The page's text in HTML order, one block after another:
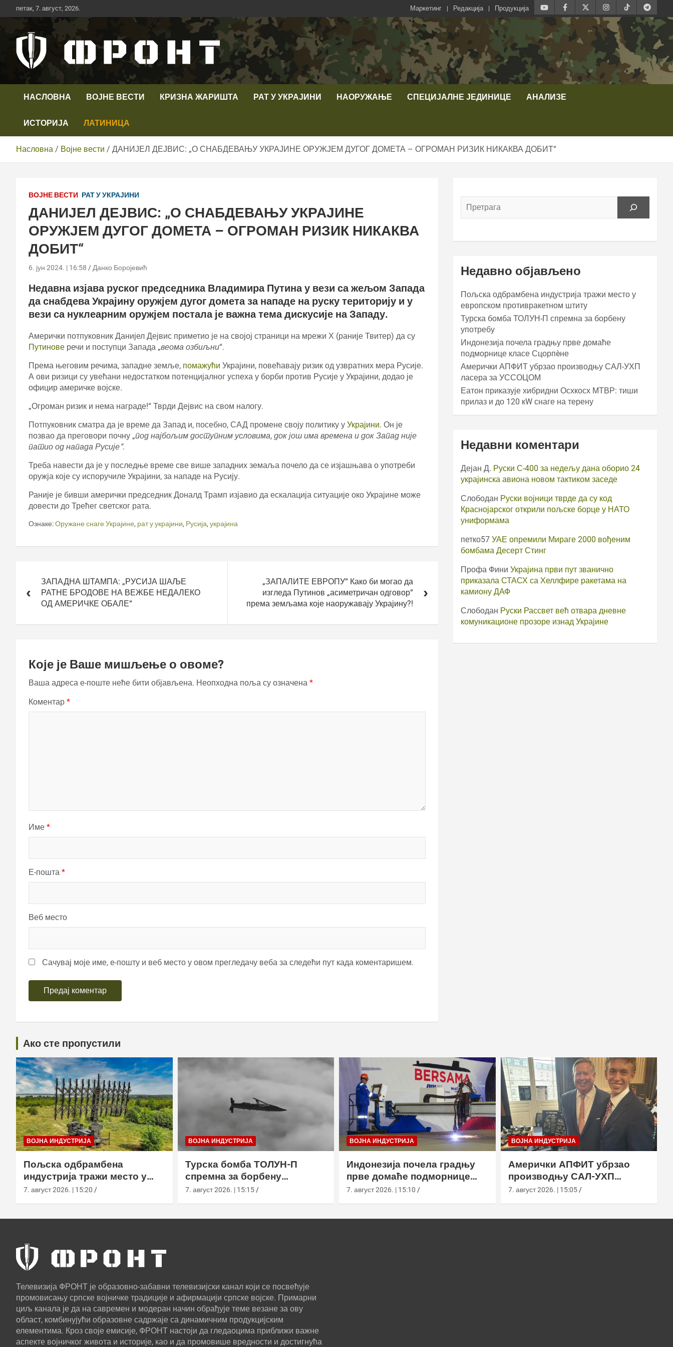
Скип
то
петак, 7. август, 2026. Маркетинг Редакција Продукција
Телевизија ФРОНТ
НАСЛОВНА ВОЈНЕ ВЕСТИ КРИЗНА ЖАРИШТА РАТ У УКРАЈИНИ НАОРУЖАЊЕ СПЕЦИЈАЛНЕ ЈЕДИНИЦЕ АНАЛИЗЕ
ИСТОРИЈА ЛАТИНИЦА
Насловна Војне вести ДАНИЈЕЛ ДЕЈВИС: „О СНАБДЕВАЊУ УКРАЈИНЕ ОРУЖЈЕМ ДУГОГ ДОМЕТА – ОГРОМАН РИЗИК НИКАКВА ДОБИТ“
ВОЈНЕ ВЕСТИ РАТ У УКРАЈИНИ
ДАНИЈЕЛ ДЕЈВИС: „О СНАБДЕВАЊУ УКРАЈИНЕ
ОРУЖЈЕМ ДУГОГ ДОМЕТА – ОГРОМАН РИЗИК НИКАКВА
ДОБИТ“
6. јун 2024. | 16:58 Данко Боројевић
Недавна изјава руског председника Владимира Путина у вези са жељом Запада
да снабдева Украјину оружјем дугог домета за нападе на руску територију и у
вези са нуклеарним оружјем постала је важна тема дискусије на Западу.
Амерички потпуковник Данијел Дејвис приметио је на својој страници на мрежи Х (раније Твитер) да су
Путинове речи и поступци Запада „веома озбиљни“.
Према његовим речима, западне земље, помажући Украјини, повећавају ризик од узвратних мера Русије.
А ови ризици су увећани недостатком потенцијалног успеха у борби против Русије у Украјини, додао је
официр америчке војске.
„Огроман ризик и нема награде!“ Тврди Дејвис на свом налогу.
Потпуковник сматра да је време да Запад и, посебно, САД промене своју политику у Украјини. Он је
позвао да преговори почну „под најбољим доступним условима, док још има времена и док Запад није
патио од напада Русије“.
Треба навести да је у последње време све више западних земаља почело да се изјашњава о употреби
оружја које су испоручиле Украјини, за нападе на Русију.
Раније је бивши амерички председник Доналд Трамп изјавио да ескалација ситуације око Украјине може
довести до Трећег светског рата.
Ознаке:Оружане снаге Украјине, рат у украјини, Русија, украјина
чланкаЗАПАДНА ШТАМПА: „РУСИЈА ШАЉЕ
РАТНЕ БРОДОВЕ НА ВЕЖБЕ НЕДАЛЕКО
ОД АМЕРИЧКЕ ОБАЛЕ“
„ЗАПАЛИТЕ ЕВРОПУ“ Како би могао да
изгледа Путинов „асиметричан одговор“
према земљама које наоружавају Украјину?!
Које је Ваше мишљење о овоме?
Ваша адреса е-поште неће бити објављена. Неопходна поља су означена *
Коментар *
Име *
Е-пошта *
Веб место
Сачувај моје име, е-пошту и веб место у овом прегледачу веба за следећи пут када коментаришем.
Недавно објављено
Пољска одбрамбена индустрија тражи место у
европском противракетном штиту
Турска бомба ТОЛУН-П спремна за борбену
употребу
Индонезија почела градњу прве домаће
подморнице класе Сцорпèне
Амерички АПФИТ убрзао производњу САЛ-УХП
ласера за УССОЦОМ
Еатон приказује хибридни Осхкосх МТВР: тиши
прилаз и до 120 кW снаге на терену
Недавни коментари
Дејан Д. Руски С-400 за недељу дана оборио 24
украјинска авиона новом тактиком заседе
Слободан Руски војници тврде да су код
Краснојарског открили пољске борце у НАТО
униформама
петко57 УАЕ опремили Мираге 2000 вођеним
бомбама Десерт Стинг
Профа Фини Украјина први пут званично
приказала СТАСХ са Хеллфире ракетама на
камиону ДАФ
Слободан Руски Рассвет већ отвара дневне
комуникационе прозоре изнад Украјине
Ако сте пропустили
ВОЈНА ИНДУСТРИЈА
Пољска одбрамбена
индустрија тражи место у
европском противракетном
7. август 2026. | 15:20
ВОЈНА ИНДУСТРИЈА
Турска бомба ТОЛУН-П
спремна за борбену
употребу
7. август 2026. | 15:15
ВОЈНА ИНДУСТРИЈА
Индонезија почела градњу
прве домаће подморнице
класе Сцорпèне
7. август 2026. | 15:10
ВОЈНА ИНДУСТРИЈА
Амерички АПФИТ убрзао
производњу САЛ-УХП
ласера за УССОЦОМ
7. август 2026. | 15:05
Телевизија ФРОНТ је образовно-забавни телевизијски канал који се посвећује
промовисању српске војничке традиције и афирмацији српске војске. Примарни
циљ канала је да на савремен и модеран начин обрађује теме везане за ову
област, комбинујући образовне садржаје са динамичним продукцијским
елементима. Кроз своје емисије, ФРОНТ настоји да гледаоцима приближи важне
аспекте војничког живота и историје, као и да промовише вредности и достигнућа